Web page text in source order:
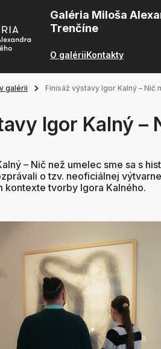
Galéria Miloša
Trenčíne
O galériiKontakty
galérii Finisáž výstavy Igor Kalný – Nič
Igor Kalný –
– Nič než umelec sme sa s
o tzv. neoficiálnej
kontexte tvorby Igora Kalného.